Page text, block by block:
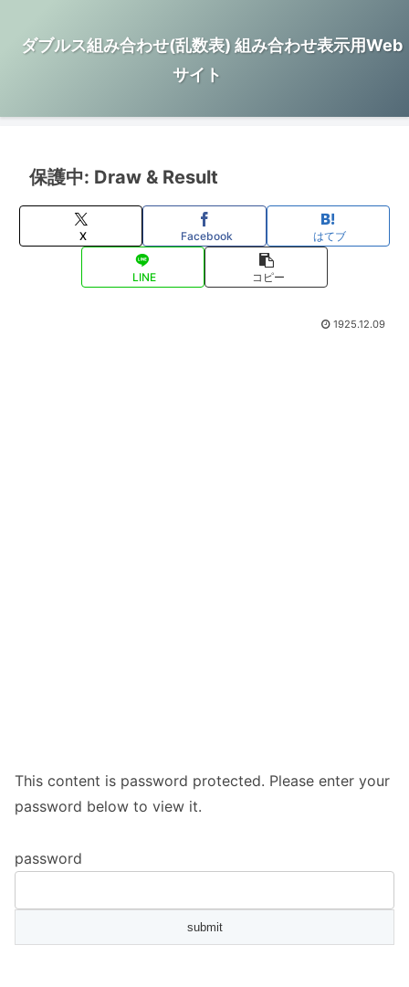
ダブルス組み合わせ(乱数表) 組み合わせ表示用Web
サイト
保護中: Draw & Result
X Facebook はてブ
LINE コピー
1925.12.09
This content is password protected. Please enter your
password below to view it.
password